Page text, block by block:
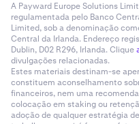
A Payward Europe Solutions
regulamentada pelo Banco
Limited, sob a denominação
Central da Irlanda. Endereço
Dublin, D02 R296, Irlanda. Clique
divulgações relacionadas.
Estes materiais destinam-se
constituem aconselhamento
financeiros, nem uma
colocação em staking ou
adoção de qualquer estratégia